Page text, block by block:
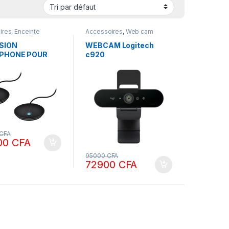
, Enceinte
POUR
960
/ 960 000171
CFA
Accessoires, Web cam
WEBCAM Logitech
c920
72900 CFA
95000CFA